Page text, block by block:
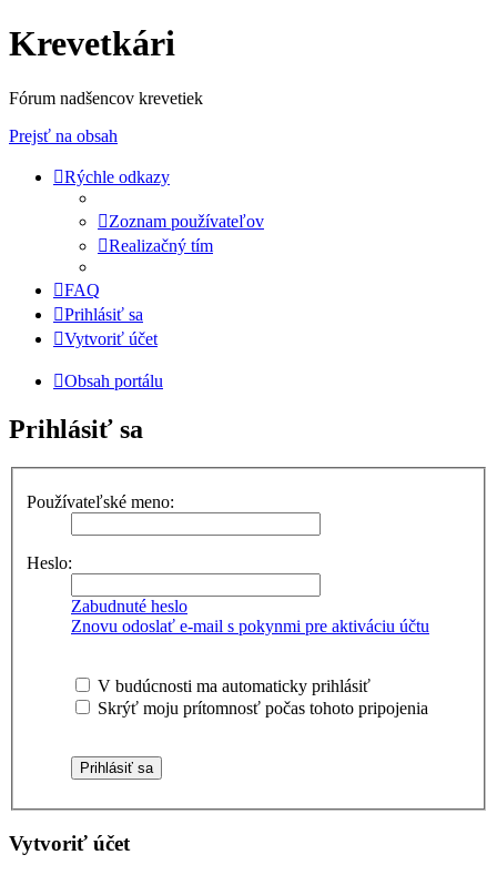
Krevetkári
Fórum nadšencov krevetiek
Prejsť na obsah
Rýchle odkazy
Zoznam používateľov
Realizačný tím
FAQ
Prihlásiť sa
Vytvoriť účet
Obsah portálu
Prihlásiť sa
Používateľské meno:
Heslo:
Zabudnuté heslo
Znovu odoslať e-mail s pokynmi pre aktiváciu účtu
V budúcnosti ma automaticky prihlásiť
Skrýť moju prítomnosť počas tohoto pripojenia
Vytvoriť účet